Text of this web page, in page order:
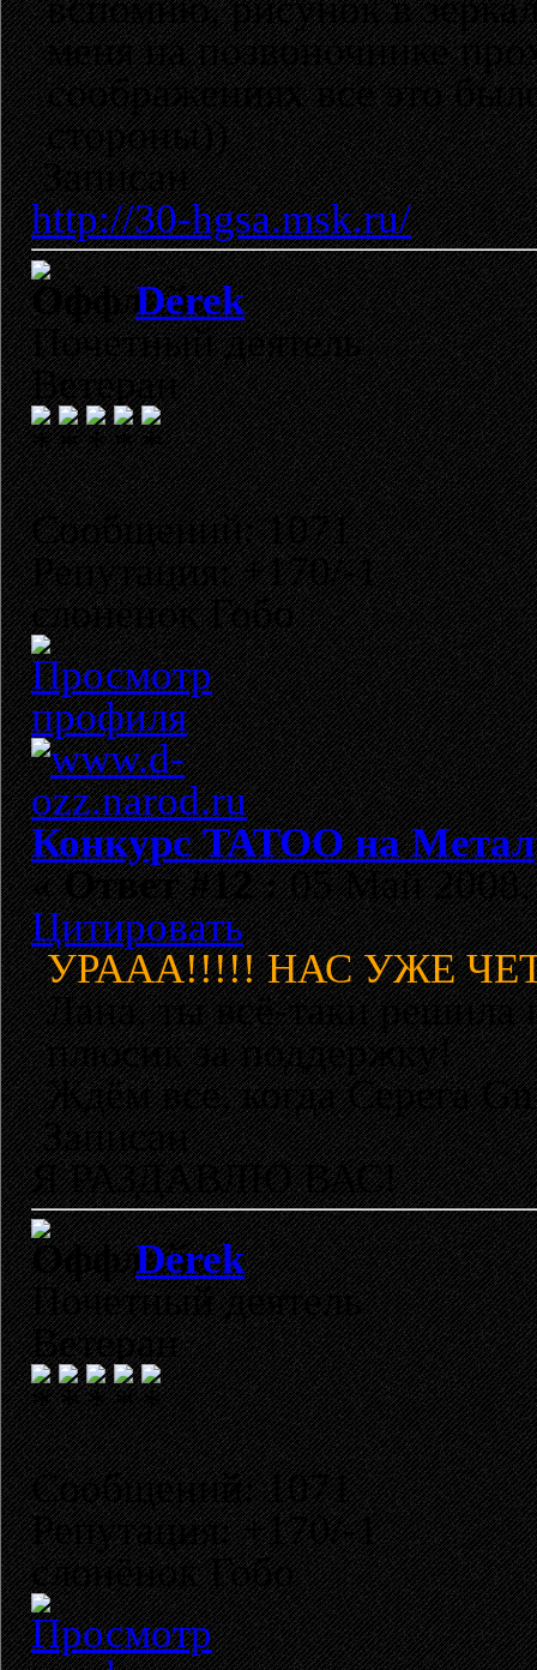
меня на позвоночнике
соображениях все это
стороны))
Записан
http://30-hgsa.msk.ru/
Derek
Почетный деятель
Ветеран
Сообщений: 1071
Репутация: +170/-1
слонёнок Гобо
Конкурс TATOO на
«Ответ #12 :05 Май 2008,
Цитировать
УРААА!!!!! НАС УЖЕ
Лана, ты всё-таки решила
плюсик за поддержку!
Ждём все, когда Серега
Записан
Я РАЗДАВЛЮ ВАС!
Derek
Почетный деятель
Ветеран
Сообщений: 1071
Репутация: +170/-1
слонёнок Гобо